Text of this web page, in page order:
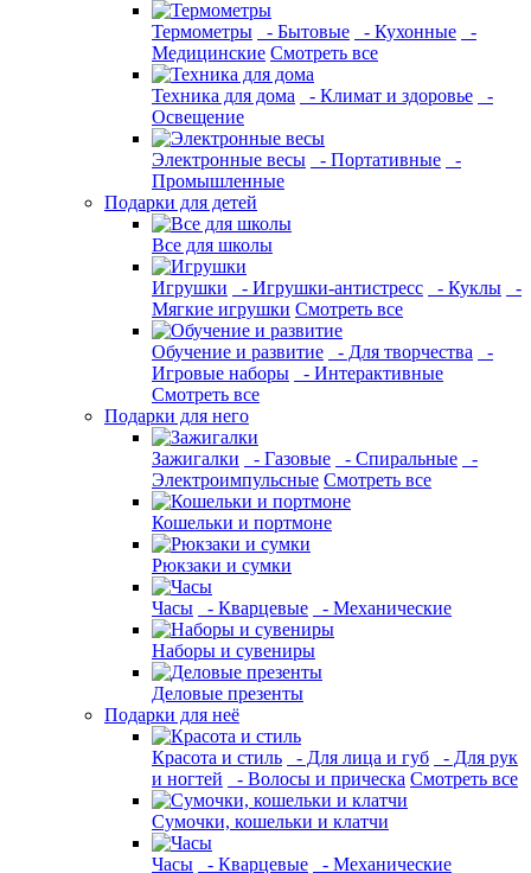
Термометры - Бытовые - Кухонные
-
Медицинские Смотреть все
Техника для дома - Климат и здоровье
-
Освещение
Электронные весы - Портативные
-
Промышленные
Подарки для детей
Все для школы
Игрушки - Игрушки-антистресс - Куклы
-
Мягкие игрушки Смотреть все
Обучение и развитие - Для творчества
-
Игровые наборы
- Интерактивные
Смотреть все
Подарки для него
Зажигалки - Газовые - Спиральные
-
Электроимпульсные Смотреть все
Кошельки и портмоне
Рюкзаки и сумки
Часы - Кварцевые - Механические
Наборы и сувениры
Деловые презенты
Подарки для неё
Красота и стиль - Для лица и губ
- Для рук
и ногтей
- Волосы и прическа Смотреть все
Сумочки, кошельки и клатчи
Часы - Кварцевые
- Механические